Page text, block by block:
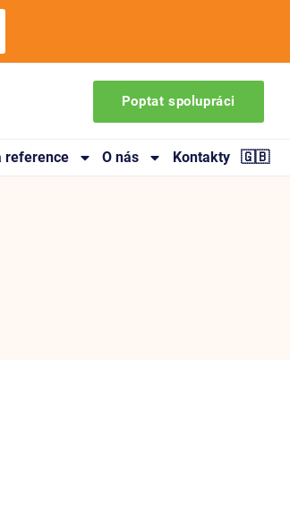
Poptat spolupráci
reference O nás Kontakty 🇬🇧